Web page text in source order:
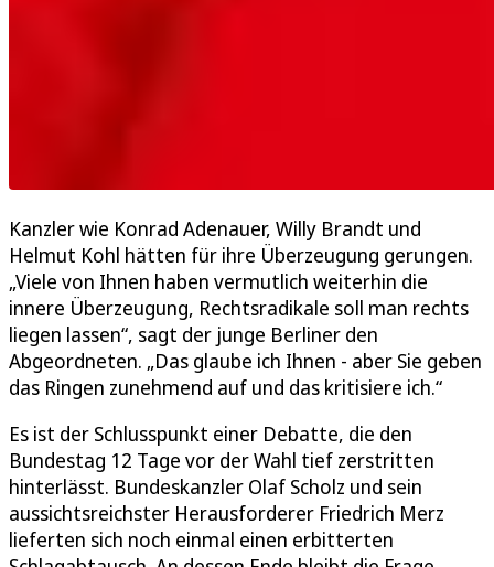
Kanzler wie Konrad Adenauer, Willy Brandt und
Helmut Kohl hätten für ihre Überzeugung gerungen.
„Viele von Ihnen haben vermutlich weiterhin die
innere Überzeugung, Rechtsradikale soll man rechts
liegen lassen“, sagt der junge Berliner den
Abgeordneten. „Das glaube ich Ihnen - aber Sie geben
das Ringen zunehmend auf und das kritisiere ich.“
Es ist der Schlusspunkt einer Debatte, die den
Bundestag 12 Tage vor der Wahl tief zerstritten
hinterlässt. Bundeskanzler Olaf Scholz und sein
aussichtsreichster Herausforderer Friedrich Merz
lieferten sich noch einmal einen erbitterten